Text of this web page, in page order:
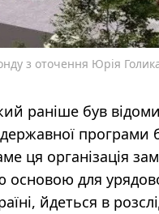
з оточення Юрія
раніше був
програми
ця організація
основою для
йдеться в